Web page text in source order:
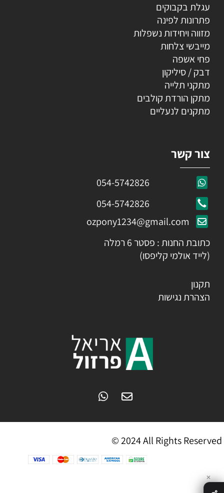
עגלת בקבוקים
פתרונות לפינה
מזווה ויחידות נשפלות
מייבשי צלחות
פחי אשפה
דבק / סיליקון
מתקני תלייה
מתקן הורדת קולבים
מתקנים לנעליים
צור קשר
054-5742826
054-5742826
ozpony1234@gmail.com
כתובת החנות : פסטר 6 רמלה
(לייד אולמי קליפסו)
תקנון
הצהרת נגישות
© 2024 All Rights Reserved
✕